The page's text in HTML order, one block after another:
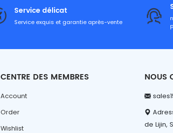
Service délicat
Service exquis et garantie après-vente
CENTRE DES MEMBRES
Account
Order
Wishlist
NOUS
de Lijin,